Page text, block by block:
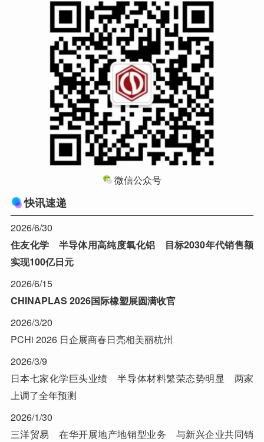
微信公众号
快讯速递
2026/6/30
住友化学 半导体用高纯度氧化铝 目标2030年代销售额
实现100亿日元
2026/6/15
CHINAPLAS 2026国际橡塑展圆满收官
2026/3/20
PCHi 2026 日企展商春日亮相美丽杭州
2026/3/9
日本七家化学巨头业绩 半导体材料繁荣态势明显 两家
上调了全年预测
2026/1/30
三洋贸易 在华开展地产地销型业务 与新兴企业共同销